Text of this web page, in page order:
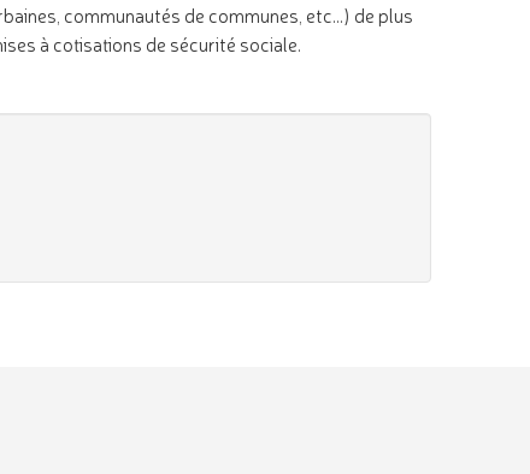
communautés de communes, etc...) de plus
à cotisations de sécurité sociale.